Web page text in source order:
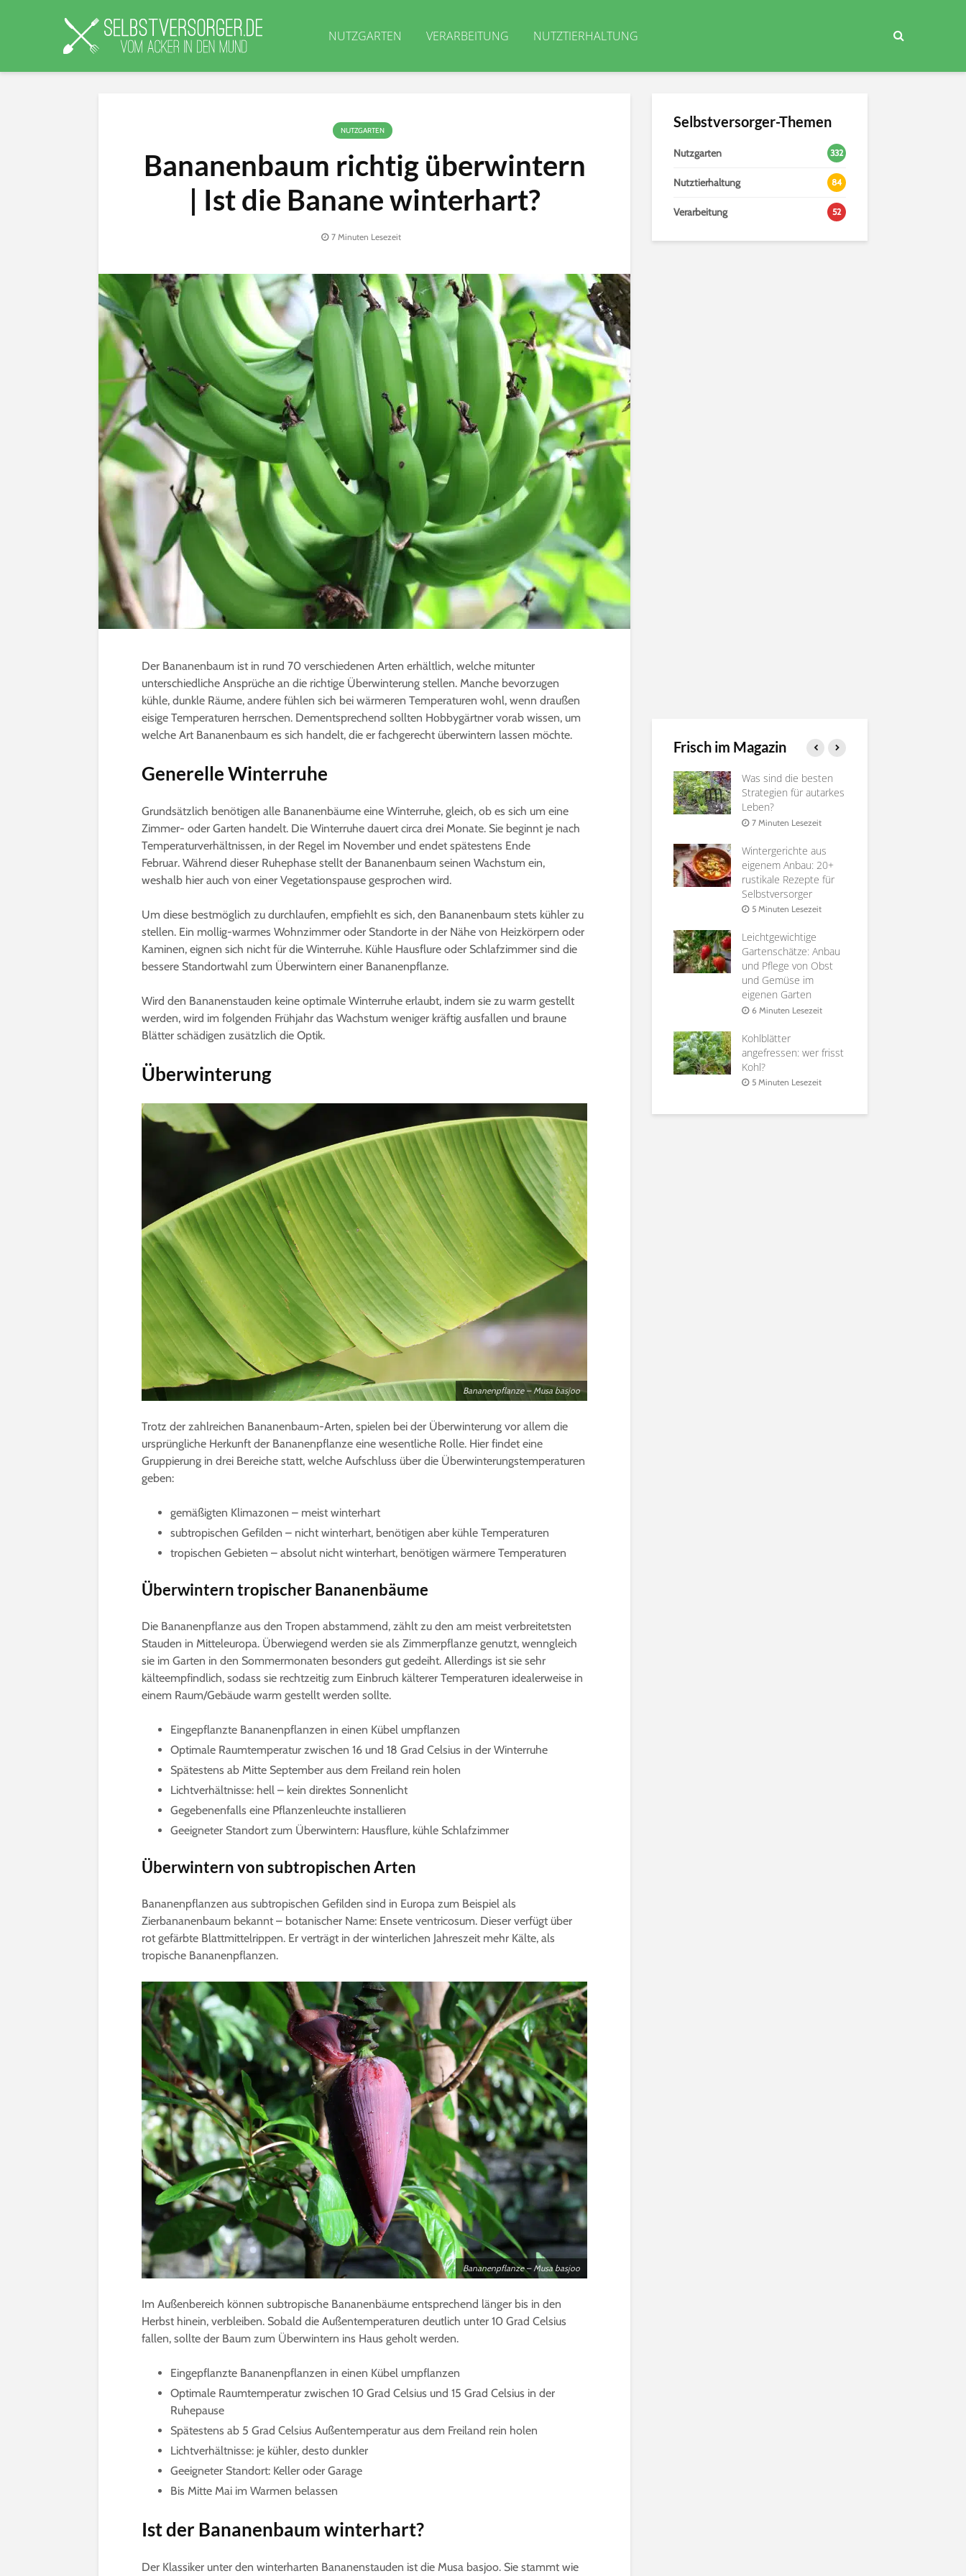
NUTZGARTEN VERARBEITUNG NUTZTIERHALTUNG
NUTZGARTEN
Bananenbaum richtig überwintern
| Ist die Banane winterhart?
7 Minuten Lesezeit
Der Bananenbaum ist in rund 70 verschiedenen Arten erhältlich, welche mitunter
unterschiedliche Ansprüche an die richtige Überwinterung stellen. Manche bevorzugen
kühle, dunkle Räume, andere fühlen sich bei wärmeren Temperaturen wohl, wenn draußen
eisige Temperaturen herrschen. Dementsprechend sollten Hobbygärtner vorab wissen, um
welche Art Bananenbaum es sich handelt, die er fachgerecht überwintern lassen möchte.
Generelle Winterruhe
Grundsätzlich benötigen alle Bananenbäume eine Winterruhe, gleich, ob es sich um eine
Zimmer- oder Garten handelt. Die Winterruhe dauert circa drei Monate. Sie beginnt je nach
Temperaturverhältnissen, in der Regel im November und endet spätestens Ende
Februar. Während dieser Ruhephase stellt der Bananenbaum seinen Wachstum ein,
weshalb hier auch von einer Vegetationspause gesprochen wird.
Um diese bestmöglich zu durchlaufen, empfiehlt es sich, den Bananenbaum stets kühler zu
stellen. Ein mollig-warmes Wohnzimmer oder Standorte in der Nähe von Heizkörpern oder
Kaminen, eignen sich nicht für die Winterruhe. Kühle Hausflure oder Schlafzimmer sind die
bessere Standortwahl zum Überwintern einer Bananenpflanze.
Wird den Bananenstauden keine optimale Winterruhe erlaubt, indem sie zu warm gestellt
werden, wird im folgenden Frühjahr das Wachstum weniger kräftig ausfallen und braune
Blätter schädigen zusätzlich die Optik.
Überwinterung
Bananenpflanze – Musa basjoo
Trotz der zahlreichen Bananenbaum-Arten, spielen bei der Überwinterung vor allem die
ursprüngliche Herkunft der Bananenpflanze eine wesentliche Rolle. Hier findet eine
Gruppierung in drei Bereiche statt, welche Aufschluss über die Überwinterungstemperaturen
geben:
gemäßigten Klimazonen – meist winterhart
subtropischen Gefilden – nicht winterhart, benötigen aber kühle Temperaturen
tropischen Gebieten – absolut nicht winterhart, benötigen wärmere Temperaturen
Überwintern tropischer Bananenbäume
Die Bananenpflanze aus den Tropen abstammend, zählt zu den am meist verbreitetsten
Stauden in Mitteleuropa. Überwiegend werden sie als Zimmerpflanze genutzt, wenngleich
sie im Garten in den Sommermonaten besonders gut gedeiht. Allerdings ist sie sehr
kälteempfindlich, sodass sie rechtzeitig zum Einbruch kälterer Temperaturen idealerweise in
einem Raum/Gebäude warm gestellt werden sollte.
Eingepflanzte Bananenpflanzen in einen Kübel umpflanzen
Optimale Raumtemperatur zwischen 16 und 18 Grad Celsius in der Winterruhe
Spätestens ab Mitte September aus dem Freiland rein holen
Lichtverhältnisse: hell – kein direktes Sonnenlicht
Gegebenenfalls eine Pflanzenleuchte installieren
Geeigneter Standort zum Überwintern: Hausflure, kühle Schlafzimmer
Überwintern von subtropischen Arten
Bananenpflanzen aus subtropischen Gefilden sind in Europa zum Beispiel als
Zierbananenbaum bekannt – botanischer Name: Ensete ventricosum. Dieser verfügt über
rot gefärbte Blattmittelrippen. Er verträgt in der winterlichen Jahreszeit mehr Kälte, als
tropische Bananenpflanzen.
Bananenpflanze – Musa basjoo
Im Außenbereich können subtropische Bananenbäume entsprechend länger bis in den
Herbst hinein, verbleiben. Sobald die Außentemperaturen deutlich unter 10 Grad Celsius
fallen, sollte der Baum zum Überwintern ins Haus geholt werden.
Eingepflanzte Bananenpflanzen in einen Kübel umpflanzen
Optimale Raumtemperatur zwischen 10 Grad Celsius und 15 Grad Celsius in der
Ruhepause
Spätestens ab 5 Grad Celsius Außentemperatur aus dem Freiland rein holen
Lichtverhältnisse: je kühler, desto dunkler
Geeigneter Standort: Keller oder Garage
Bis Mitte Mai im Warmen belassen
Ist der Bananenbaum winterhart?
Der Klassiker unter den winterharten Bananenstauden ist die Musa basjoo. Sie stammt wie
Selbstversorger-Themen
Nutzgarten 332
Nutztierhaltung 84
Verarbeitung 52
Frisch im Magazin
4 Minuten Lesezeit
Die besten 15
Pfirsichsorten für
Selbstversorger
6 Minuten Lesezeit
Affenbrotbaum,
Adansonia | Pflege-
Anleitung
8 Minuten Lesezeit
Sirup, Gelee & Co. | 6
Möglichkeiten der
Verwendung
Kleine winterharte
Bäume bis 2m für
Kübel und Balkon
Sprossen für Salat |
12 geeignete Sorten
Was sind die besten
Strategien für autarkes
Leben?
7 Minuten Lesezeit
Wintergerichte aus
eigenem Anbau: 20+
rustikale Rezepte für
Selbstversorger
5 Minuten Lesezeit
Leichtgewichtige
Gartenschätze: Anbau
und Pflege von Obst
und Gemüse im
eigenen Garten
6 Minuten Lesezeit
Kohlblätter
angefressen: wer frisst
Kohl?
5 Minuten Lesezeit